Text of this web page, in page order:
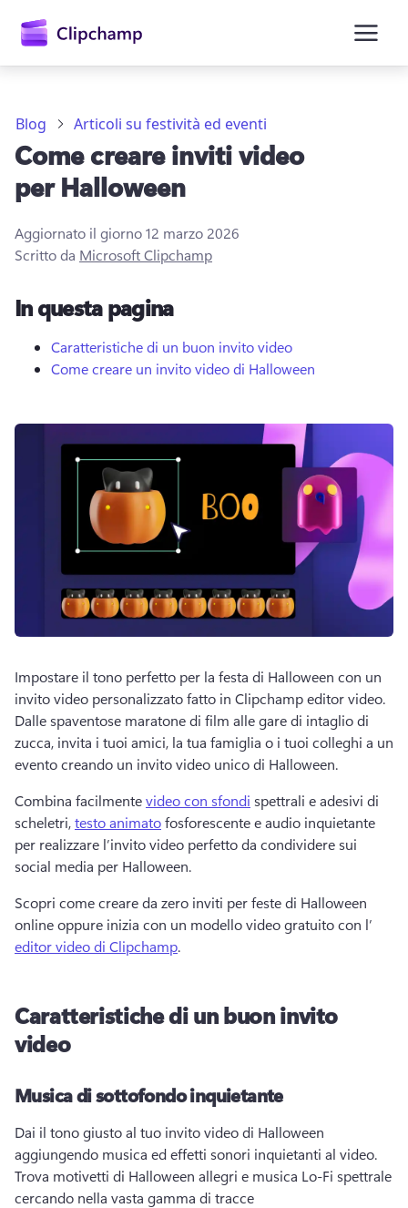
principale
Provalo gratuitamente
Blog Articoli su festività ed eventi
Come creare inviti video
per Halloween
Aggiornato il giorno12 marzo 2026
Scritto da Microsoft Clipchamp
In questa pagina
Caratteristiche di un buon invito video
Come creare un invito video di Halloween
Impostare il tono perfetto per la festa di Halloween con un
Dalle spaventose maratone di film alle gare di intaglio di
zucca, invita i tuoi amici, la tua famiglia o i tuoi colleghi a un
evento creando un invito video unico di Halloween.
Combina facilmente video con sfondi spettrali e adesivi di
scheletri, testo animato fosforescente e audio inquietante
per realizzare l’invito video perfetto da condividere sui
social media per Halloween.
Scopri come creare da zero inviti per feste di Halloween
online oppure inizia con un modello video gratuito con l’
editor video di Clipchamp.
Caratteristiche di un buon invito
video
Musica di sottofondo inquietante
Dai il tono giusto al tuo invito video di Halloween
Trova motivetti di Halloween allegri e musica Lo-Fi spettrale
cercando nella vasta gamma di tracce